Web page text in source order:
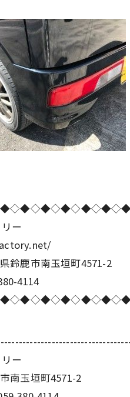
ー
鈴鹿市南玉垣町4571-2
4114
ー
南玉垣町4571-2